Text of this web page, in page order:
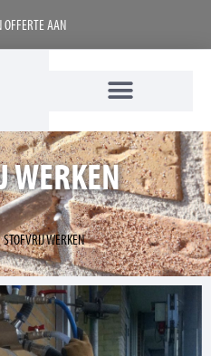
OFFERTE AAN
WERKEN
STOFVRIJ WERKEN